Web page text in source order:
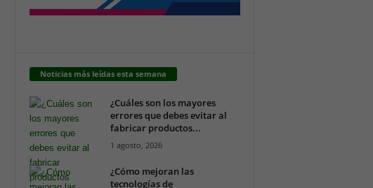
Noticias más leídas esta semana
¿Cuáles son los mayores
errores que debes evitar al
fabricar productos...
1 agosto, 2026
¿Cómo mejoran las
tecnologías de